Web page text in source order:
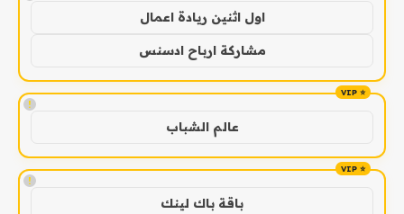
اول اثنين ريادة اعمال
مشاركة ارباح ادسنس
!
عالم الشباب
!
باقة باك لينك